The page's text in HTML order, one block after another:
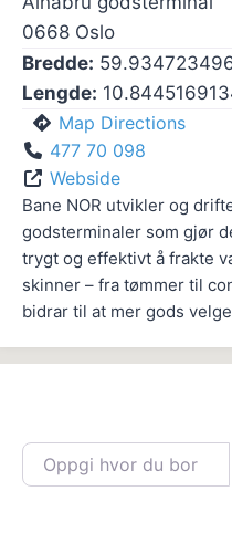
Oppgi hvor du bor
0668 Oslo
Bredde:
Lengde:
Map Directions
477 70 098
Webside
Bane NOR utvikler og
godsterminaler som gjør
trygt og effektivt å frakte
skinner – fra tømmer til
bidrar til at mer gods